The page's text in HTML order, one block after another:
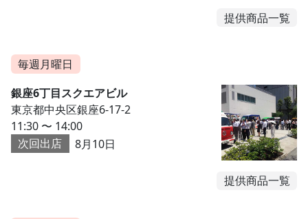
提供商品一覧
毎週月曜日
銀座6丁目スクエアビル
東京都中央区銀座6-17-2
11:30 〜 14:00
次回出店
8月10日
提供商品一覧